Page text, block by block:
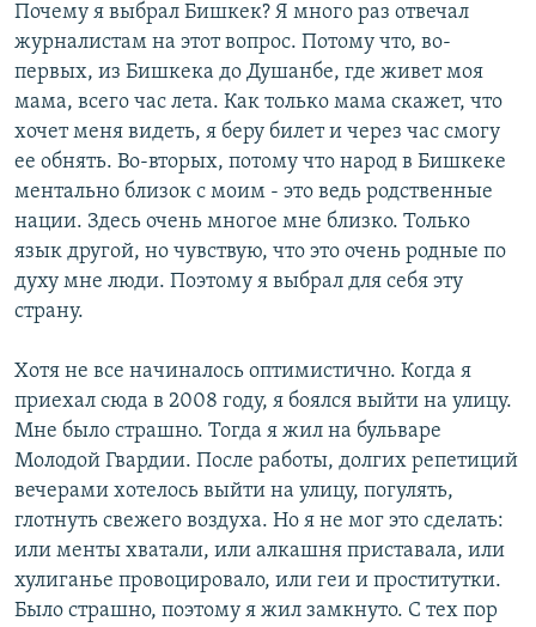
Почему я выбрал Бишкек? Я много раз отвечал
журналистам на этот вопрос. Потому что, во-
первых, из Бишкека до Душанбе, где живет моя
мама, всего час лета. Как только мама скажет, что
хочет меня видеть, я беру билет и через час смогу
ее обнять. Во-вторых, потому что народ в Бишкеке
ментально близок с моим - это ведь родственные
нации. Здесь очень многое мне близко. Только
язык другой, но чувствую, что это очень родные по
духу мне люди. Поэтому я выбрал для себя эту
страну.
Хотя не все начиналось оптимистично. Когда я
приехал сюда в 2008 году, я боялся выйти на улицу.
Мне было страшно. Тогда я жил на бульваре
Молодой Гвардии. После работы, долгих репетиций
вечерами хотелось выйти на улицу, погулять,
глотнуть свежего воздуха. Но я не мог это сделать:
или менты хватали, или алкашня приставала, или
хулиганье провоцировало, или геи и проститутки.
Было страшно, поэтому я жил замкнуто. С тех пор